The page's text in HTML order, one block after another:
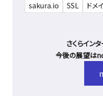
sakura.io
SSL ドメ
さくらイン
今後の展望は